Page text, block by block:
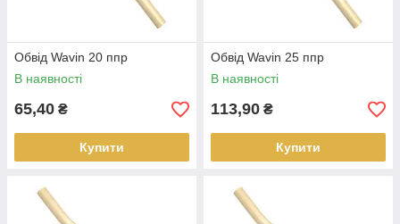
збираються за допомогою фітингів: куточків, трійників і т. п.
Системи з РРR-труб неразъемны.
Обвід Wavin 20 ппр
В наявності
65,40 ₴
Купити
Обвід Wavin 25 ппр
В наявності
113,90 ₴
Купити